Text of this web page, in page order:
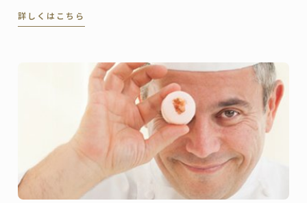
は7年前。「日本人なら誰もが親しむ味ですから、これ
詳しくはこちら